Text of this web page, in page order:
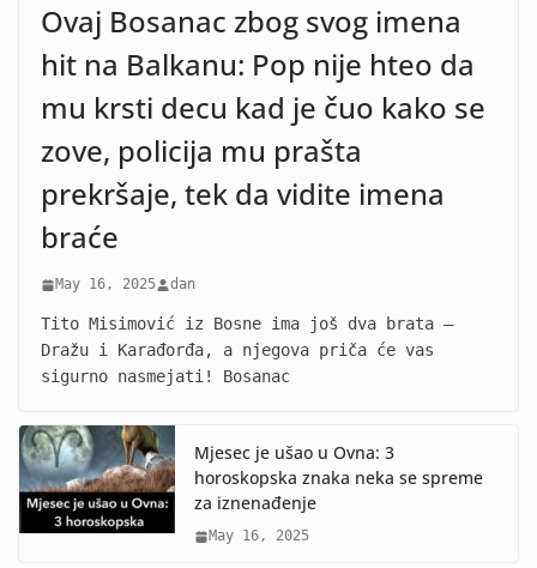
Ovaj Bosanac zbog svog imena
hit na Balkanu: Pop nije hteo da
mu krsti decu kad je čuo kako se
zove, policija mu prašta
prekršaje, tek da vidite imena
braće
May 16, 2025 dan
Tito Misimović iz Bosne ima još dva brata –
Dražu i Karađorđa, a njegova priča će vas
sigurno nasmejati! Bosanac
Mjesec je ušao u Ovna: 3
horoskopska znaka neka se spreme
za iznenađenje
May 16, 2025